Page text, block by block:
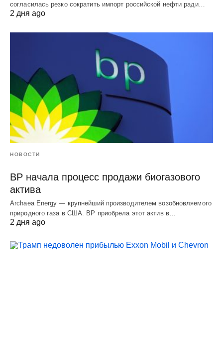
согласилась резко сократить импорт российской нефти ради…
2 дня ago
НОВОСТИ
BP начала процесс продажи биогазового
актива
Archaea Energy — крупнейший производителем возобновляемого
природного газа в США. BP приобрела этот актив в…
2 дня ago